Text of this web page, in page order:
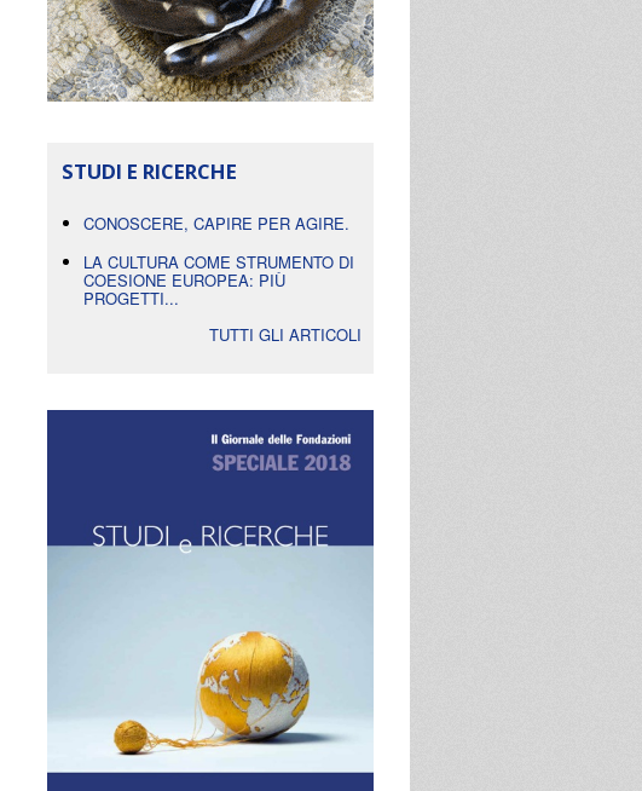
STUDI E RICERCHE
CONOSCERE, CAPIRE PER AGIRE.
LA CULTURA COME STRUMENTO DI
COESIONE EUROPEA: PIÙ
PROGETTI...
TUTTI GLI ARTICOLI